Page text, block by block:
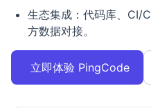
生态集成：代码库、CI/
方数据对接。
立即体验 PingCode